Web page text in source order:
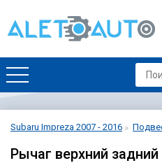
Subaru Impreza 2007 - 2016
Рычаг верхний